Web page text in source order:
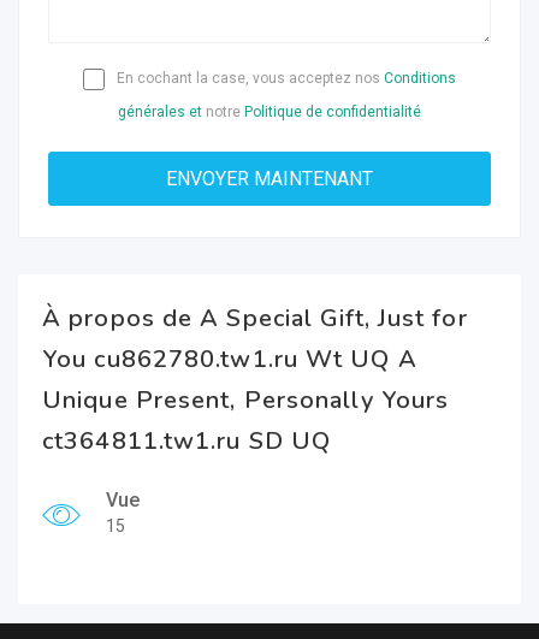
En cochant la case, vous acceptez nos Conditions
générales et notre Politique de confidentialité
À propos de A Special Gift, Just for
You cu862780.tw1.ru Wt UQ A
Unique Present, Personally Yours
ct364811.tw1.ru SD UQ
Vue
15